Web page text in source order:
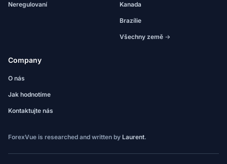
Neregulovaní Kanada
Brazílie
Všechny země →
Company
O nás
Jak hodnotíme
Kontaktujte nás
ForexVue is researched and written by Laurent.